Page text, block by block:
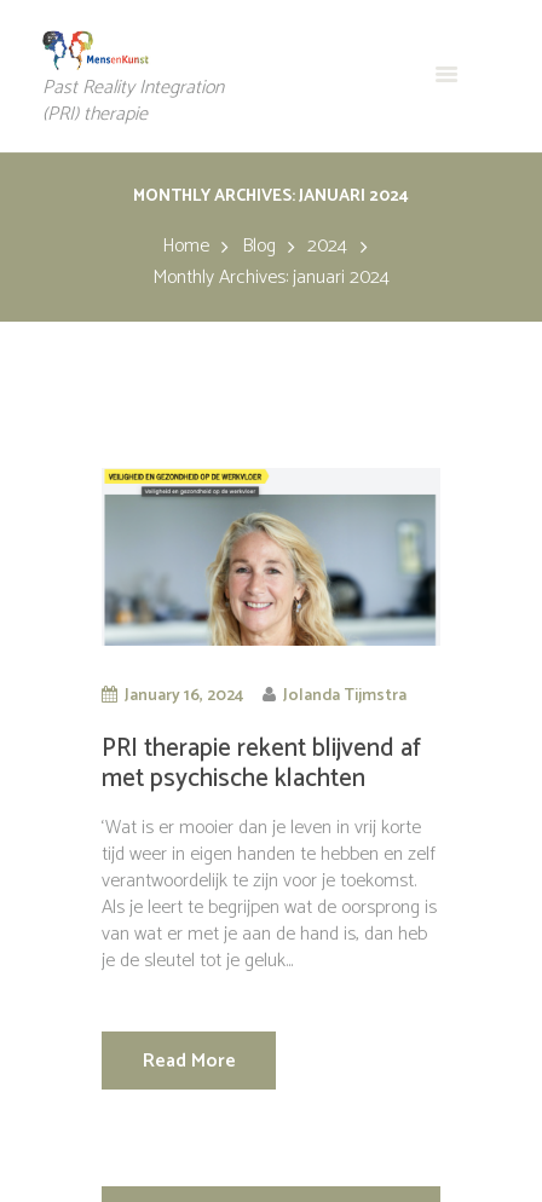
Past Reality Integration
(PRI) therapie
MONTHLY ARCHIVES: JANUARI 2024
Home Blog
2024
Monthly Archives: januari 2024
January 16, 2024 Jolanda Tijmstra
PRI therapie rekent blijvend af
met psychische klachten
‘Wat is er mooier dan je leven in vrij korte
tijd weer in eigen handen te hebben en zelf
verantwoordelijk te zijn voor je toekomst.
Als je leert te begrijpen wat de oorsprong is
van wat er met je aan de hand is, dan heb
je de sleutel tot je geluk...
Read More